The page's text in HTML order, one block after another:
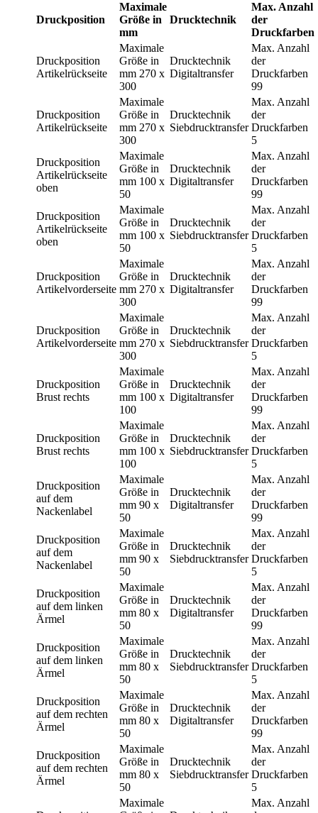
Druckposition
Maximale
Größe in
mm
Drucktechnik
Max. Anzahl
der
Druckfarben
Druckposition
Artikelrückseite
Maximale
Größe in
mm 270 x
300
Drucktechnik
Digitaltransfer
Max. Anzahl
der
Druckfarben
99
Druckposition
Artikelrückseite
Maximale
Größe in
mm 270 x
300
Drucktechnik
Siebdrucktransfer
Max. Anzahl
der
Druckfarben
5
Druckposition
Artikelrückseite
oben
Maximale
Größe in
mm 100 x
50
Drucktechnik
Digitaltransfer
Max. Anzahl
der
Druckfarben
99
Druckposition
Artikelrückseite
oben
Maximale
Größe in
mm 100 x
50
Drucktechnik
Siebdrucktransfer
Max. Anzahl
der
Druckfarben
5
Druckposition
Artikelvorderseite
Maximale
Größe in
mm 270 x
300
Drucktechnik
Digitaltransfer
Max. Anzahl
der
Druckfarben
99
Druckposition
Artikelvorderseite
Maximale
Größe in
mm 270 x
300
Drucktechnik
Siebdrucktransfer
Max. Anzahl
der
Druckfarben
5
Druckposition
Brust rechts
Maximale
Größe in
mm 100 x
100
Drucktechnik
Digitaltransfer
Max. Anzahl
der
Druckfarben
99
Druckposition
Brust rechts
Maximale
Größe in
mm 100 x
100
Drucktechnik
Siebdrucktransfer
Max. Anzahl
der
Druckfarben
5
Druckposition
auf dem
Nackenlabel
Maximale
Größe in
mm 90 x
50
Drucktechnik
Digitaltransfer
Max. Anzahl
der
Druckfarben
99
Druckposition
auf dem
Nackenlabel
Maximale
Größe in
mm 90 x
50
Drucktechnik
Siebdrucktransfer
Max. Anzahl
der
Druckfarben
5
Druckposition
auf dem linken
Ärmel
Maximale
Größe in
mm 80 x
50
Drucktechnik
Digitaltransfer
Max. Anzahl
der
Druckfarben
99
Druckposition
auf dem linken
Ärmel
Maximale
Größe in
mm 80 x
50
Drucktechnik
Siebdrucktransfer
Max. Anzahl
der
Druckfarben
5
Druckposition
auf dem rechten
Ärmel
Maximale
Größe in
mm 80 x
50
Drucktechnik
Digitaltransfer
Max. Anzahl
der
Druckfarben
99
Druckposition
auf dem rechten
Ärmel
Maximale
Größe in
mm 80 x
50
Drucktechnik
Siebdrucktransfer
Max. Anzahl
der
Druckfarben
5
Maximale
Max. Anzahl